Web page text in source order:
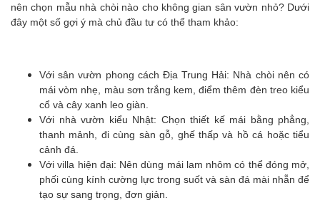
nên chọn mẫu nhà chòi nào cho không gian sân vườn nhỏ? Dưới
đây một số gợi ý mà chủ đầu tư có thể tham khảo:
Với sân vườn phong cách Địa Trung Hải: Nhà chòi nên có
mái vòm nhẹ, màu sơn trắng kem, điểm thêm đèn treo kiểu
cổ và cây xanh leo giàn.
Với nhà vườn kiểu Nhật: Chọn thiết kế mái bằng phẳng,
thanh mảnh, đi cùng sàn gỗ, ghế thấp và hồ cá hoặc tiểu
cảnh đá.
Với villa hiện đại: Nên dùng mái lam nhôm có thể đóng mở,
phối cùng kính cường lực trong suốt và sàn đá mài nhẵn để
tạo sự sang trọng, đơn giản.